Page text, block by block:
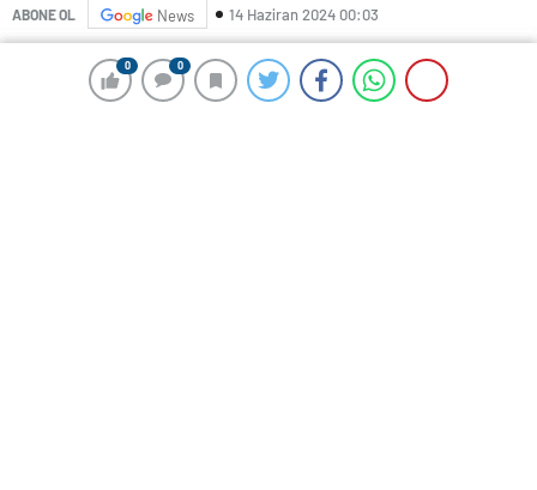
0 0
ABONE OL News 14 Haziran 2024 00:03
0 0
Bakan Özhaseki: “Önümüzdeki ay 75 bin konut yapmış
olacağız”